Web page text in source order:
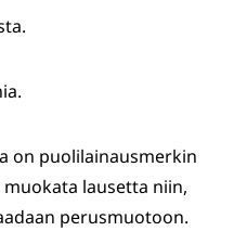
on puolilainausmerkin
lausetta niin,
perusmuotoon.